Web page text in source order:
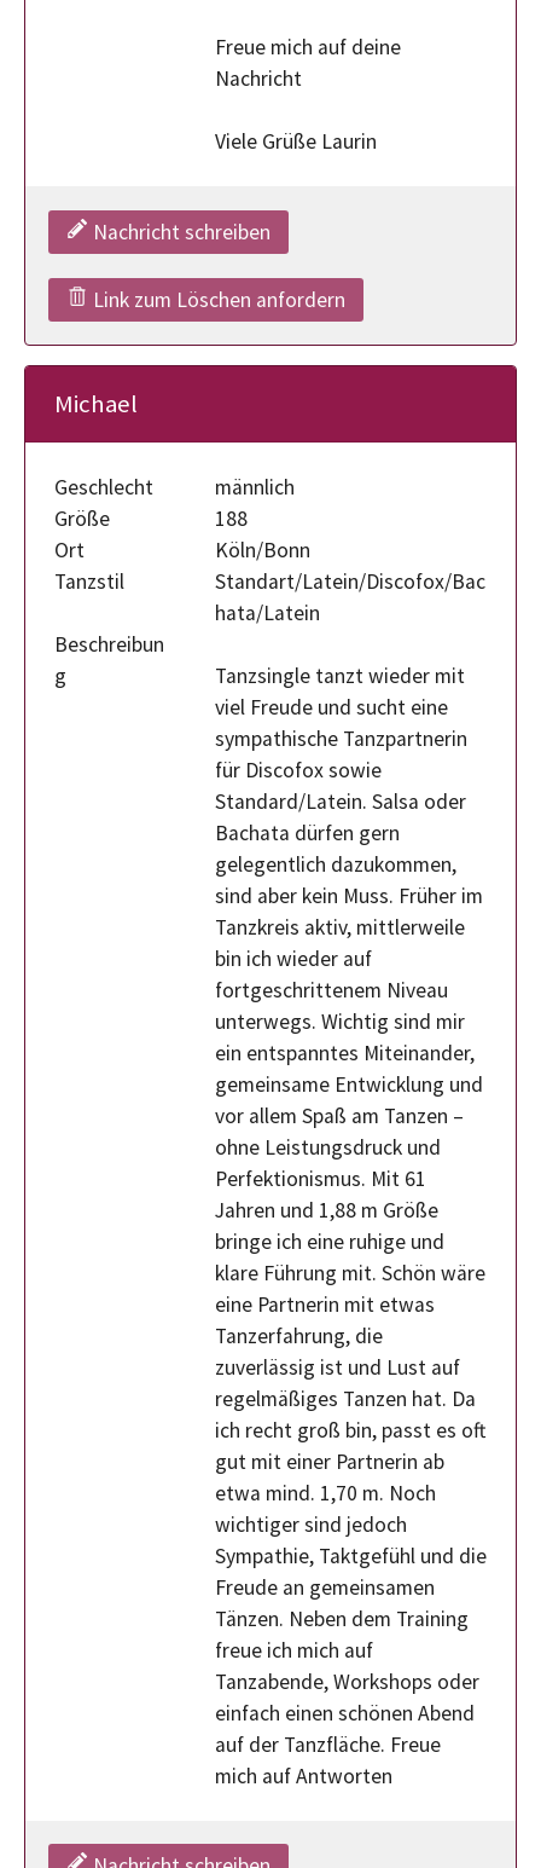
Freue mich auf deine
Nachricht
Viele Grüße Laurin
Nachricht schreiben
Link zum Löschen anfordern
Michael
Geschlecht
männlich
Größe
188
Ort
Köln/Bonn
Tanzstil
Standart/Latein/Discofox/Bac
hata/Latein
Beschreibun
g
Tanzsingle tanzt wieder mit
viel Freude und sucht eine
sympathische Tanzpartnerin
für Discofox sowie
Standard/Latein. Salsa oder
Bachata dürfen gern
gelegentlich dazukommen,
sind aber kein Muss. Früher im
Tanzkreis aktiv, mittlerweile
bin ich wieder auf
fortgeschrittenem Niveau
unterwegs. Wichtig sind mir
ein entspanntes Miteinander,
gemeinsame Entwicklung und
vor allem Spaß am Tanzen –
ohne Leistungsdruck und
Perfektionismus. Mit 61
Jahren und 1,88 m Größe
bringe ich eine ruhige und
klare Führung mit. Schön wäre
eine Partnerin mit etwas
Tanzerfahrung, die
zuverlässig ist und Lust auf
regelmäßiges Tanzen hat. Da
ich recht groß bin, passt es oft
gut mit einer Partnerin ab
etwa mind. 1,70 m. Noch
wichtiger sind jedoch
Sympathie, Taktgefühl und die
Freude an gemeinsamen
Tänzen. Neben dem Training
freue ich mich auf
Tanzabende, Workshops oder
einfach einen schönen Abend
auf der Tanzfläche. Freue
mich auf Antworten